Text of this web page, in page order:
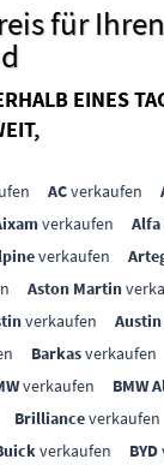
für
EINES
ACverkaufen
verkaufen Alfa
verkaufen
Aston Martin
verkaufen
Barkasverkaufen
verkaufen BMW
Brillianceverkaufen
verkaufen BYD